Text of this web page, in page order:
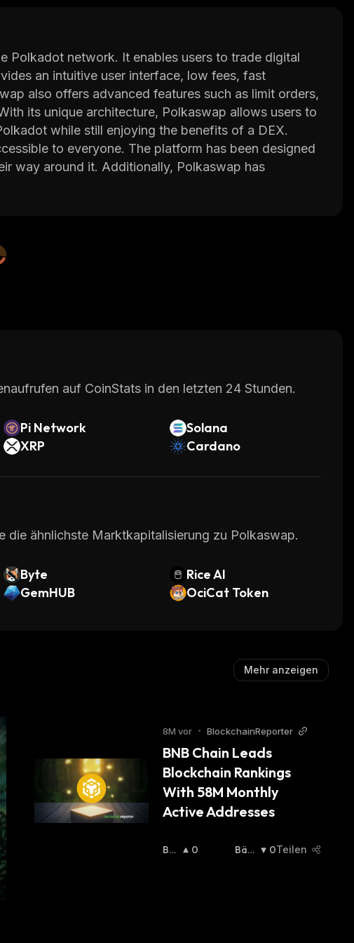
Polkadot network. It enables users to trade digital
an intuitive user interface, low fees, fast
also offers advanced features such as limit orders,
its unique architecture, Polkaswap allows users to
while still enjoying the benefits of a DEX.
to everyone. The platform has been designed
way around it. Additionally, Polkaswap has
authentication and cold storage for funds.
assets.
auf CoinStats in den letzten 24 Stunden.
Pi Network
Solana
XRP Cardano
die ähnlichste Marktkapitalisierung zu Polkaswap.
Byte
Rice AI
GemHUB OciCat Token
Mehr anzeigen
8M vor • BlockchainReporter
BNB Chain Leads
Blockchain Rankings
With 58M Monthly
Active Addresses
Bull
0
Bäri
0Teilen